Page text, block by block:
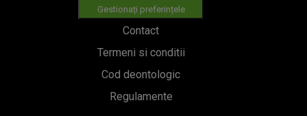
Gestionați preferințele
Contact
Termeni si conditii
Cod deontologic
Regulamente